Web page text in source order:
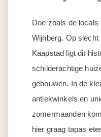
Doe zoals de locals
Wijnberg. Op
Kaapstad ligt dit
schilderachtige
gebouwen. In de
antiekwinkels en
zomermaanden
hier graag tapas